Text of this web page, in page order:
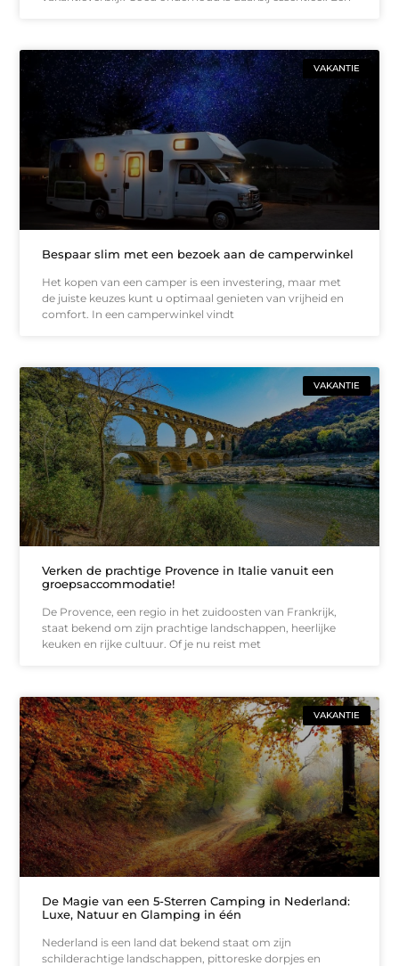
VAKANTIE
Bespaar slim met een bezoek aan de camperwinkel
Het kopen van een camper is een investering, maar met
de juiste keuzes kunt u optimaal genieten van vrijheid en
comfort. In een camperwinkel vindt
VAKANTIE
Verken de prachtige Provence in Italie vanuit een
groepsaccommodatie!
De Provence, een regio in het zuidoosten van Frankrijk,
staat bekend om zijn prachtige landschappen, heerlijke
keuken en rijke cultuur. Of je nu reist met
VAKANTIE
De Magie van een 5-Sterren Camping in Nederland:
Luxe, Natuur en Glamping in één
Nederland is een land dat bekend staat om zijn
schilderachtige landschappen, pittoreske dorpjes en